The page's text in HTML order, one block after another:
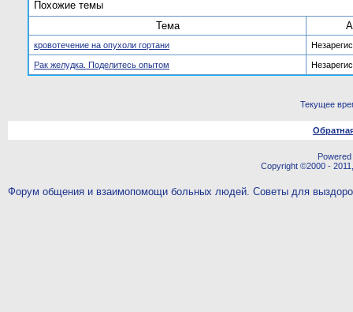
Похожие темы
Тема
кровотечение на опухоли гортани
Рак желудка. Поделитесь опытом
Текущее
Copyright ©2000 -
Форум общения и взаимопомощи больных людей. Советы для